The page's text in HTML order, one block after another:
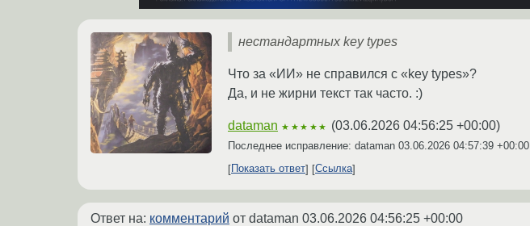
нестандартных key types
Что за «ИИ» не справился с «key types»?
Да, и не жирни текст так часто. :)
dataman ★★★★★ (03.06.2026 04:56:25 +00:00)
Последнее исправление: dataman 03.06.2026 04:57:39 +00:00
Показать ответ
Ссылка
Ответ на: комментарий от dataman 03.06.2026 04:56:25 +00:00